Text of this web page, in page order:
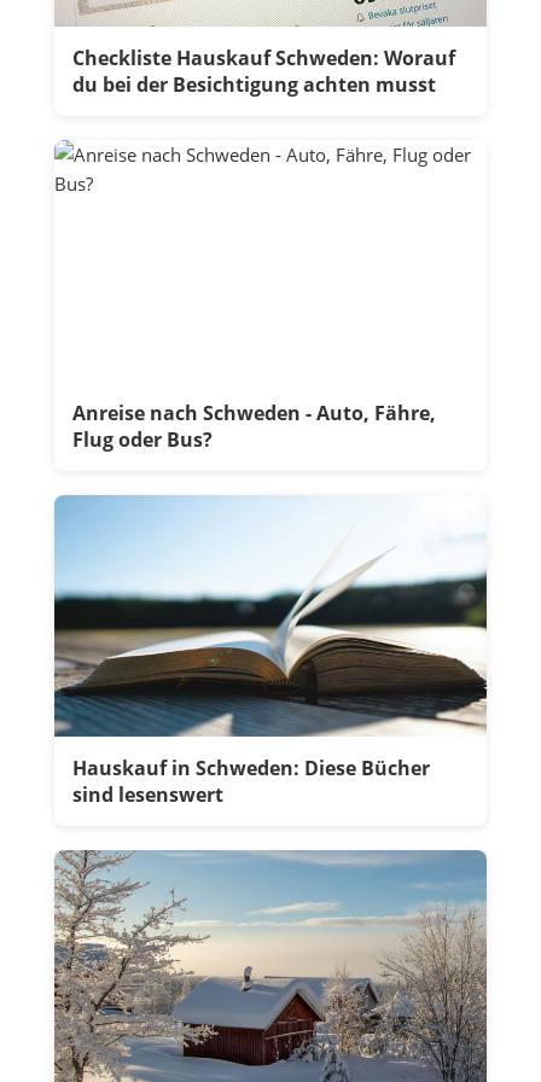
Checkliste Hauskauf Schweden: Worauf
du bei der Besichtigung achten musst
Anreise nach Schweden - Auto, Fähre,
Flug oder Bus?
Hauskauf in Schweden: Diese Bücher
sind lesenswert